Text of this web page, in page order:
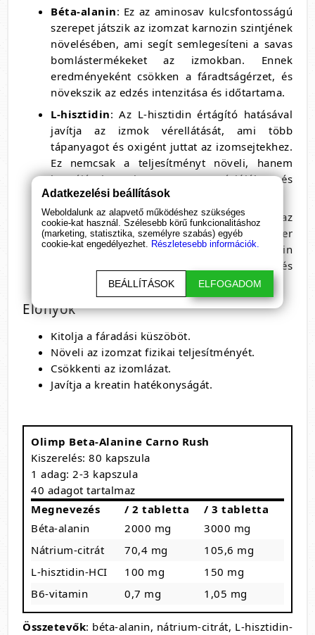
Béta-alanin: Ez az aminosav kulcsfontosságú
szerepet játszik az izomzat karnozin szintjének
növelésében, ami segít semlegesíteni a savas
bomlástermékeket az izmokban. Ennek
eredményeként csökken a fáradtságérzet, és
növekszik az edzés intenzitása és időtartama.
L-hisztidin: Az L-hisztidin értágító hatásával
javítja az izmok vérellátását, ami több
tápanyagot és oxigént juttat az izomsejtekhez.
Ez nemcsak a teljesítményt növeli, hanem
hozzájárul az izomzat regenerációjához és
növekedéséhez is.
B6-vitamin: Ez a vitamin elengedhetetlen az
energiatermeléshez és az idegrendszer
megfelelő működéséhez. A B6-vitamin
támogatja az izomzat anyagcseréjét, és
hozzájárul a fáradtság csökkentéséhez.
Előnyök
Kitolja a fáradási küszöböt.
Növeli az izomzat fizikai teljesítményét.
Csökkenti az izomlázat.
Javítja a kreatin hatékonyságát.
Olimp Beta-Alanine Carno Rush
Kiszerelés: 80 kapszula
1 adag: 2-3 kapszula
40 adagot tartalmaz
Megnevezés
/ 2 tabletta
/ 3 tabletta
Béta-alanin
2000 mg
3000 mg
Nátrium-citrát
70,4 mg
105,6 mg
L-hisztidin-HCI
100 mg
150 mg
B6-vitamin
0,7 mg 1,05 mg
Összetevők: béta-alanin, nátrium-citrát, L-hisztidin-
Adatkezelési beállítások
Weboldalunk az alapvető működéshez szükséges
cookie-kat használ. Szélesebb körű funkcionalitáshoz
(marketing, statisztika, személyre szabás) egyéb
cookie-kat engedélyezhet. Részletesebb információk.
BEÁLLÍTÁSOK ELFOGADOM